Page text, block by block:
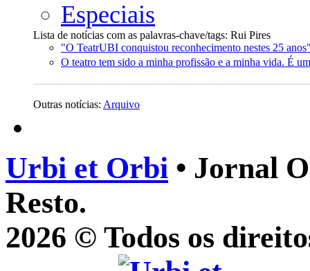
Especiais
Lista de notícias com as palavras-chave/tags: Rui Pires
"O TeatrUBI conquistou reconhecimento nestes 25
O teatro tem sido a minha profissão e a minha vida. É
Outras notícias: Arquivo
Urbi et Orbi • Jornal
Resto.
2026 © Todos os